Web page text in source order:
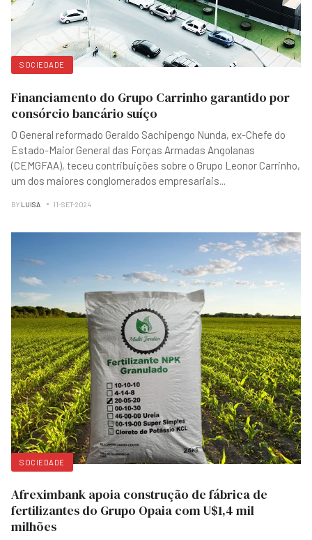
SOCIEDADE
Financiamento do Grupo Carrinho garantido por
consórcio bancário suíço
O General reformado Geraldo Sachipengo Nunda, ex-Chefe do
Estado-Maior General das Forças Armadas Angolanas
(CEMGFAA), teceu contribuições sobre o Grupo Leonor Carrinho,
um dos maiores conglomerados empresariais
BY LUISA 11-SET-2024
SOCIEDADE
Afreximbank apoia construção de fábrica de
fertilizantes do Grupo Opaia com U$1,4 mil
milhões